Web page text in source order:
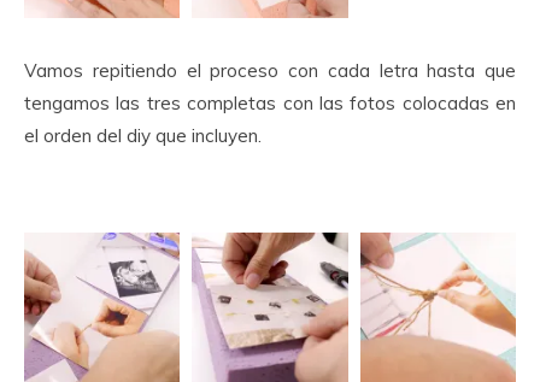
Vamos repitiendo el proceso con cada letra hasta que
tengamos las tres completas con las fotos colocadas en
el orden del diy que incluyen.